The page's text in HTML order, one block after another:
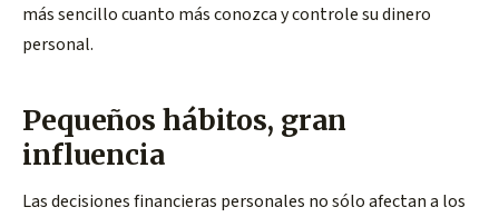
más sencillo cuanto más conozca y controle su dinero
personal.
Pequeños hábitos, gran
influencia
Las decisiones financieras personales no sólo afectan a los